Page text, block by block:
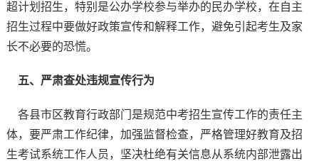
超计划招生，特别是公办学校参与举办的民办学校，在自主
招生过程中要做好政策宣传和解释工作，避免引起考生及家
长不必要的恐慌。
五、严肃查处违规宣传行为
各县市区教育行政部门是规范中考招生宣传工作的责任主
体，要严肃工作纪律，加强监督检查，严格管理好教育及招
生考试系统工作人员，坚决杜绝有关信息从系统内部泄露出